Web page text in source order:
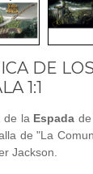
DE
1:1
de la Espada
de "La
Jackson.